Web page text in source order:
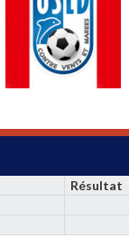
Résultat